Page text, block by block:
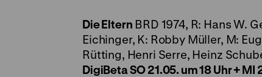
Die Eltern BRD 1974, R: Hans W.
Eichinger, K: Robby Müller, M:
Rütting, Henri Serre, Heinz
DigiBetaSO 21.05. um 18 Uhr +